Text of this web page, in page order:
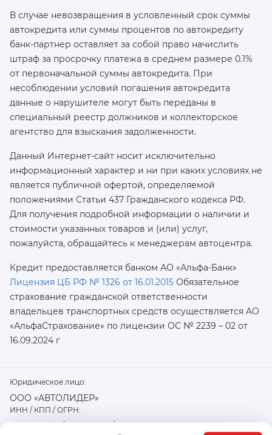
В случае невозвращения в условленный срок суммы
автокредита или суммы процентов по автокредиту
банк-партнер оставляет за собой право начислить
штраф за просрочку платежа в среднем размере 0.1%
от первоначальной суммы автокредита. При
несоблюдении условий погашения автокредита
данные о нарушителе могут быть переданы в
специальный реестр должников и коллекторское
агентство для взыскания задолженности.
Данный Интернет-сайт носит исключительно
информационный характер и ни при каких условиях не
является публичной офертой, определяемой
положениями Статьи 437 Гражданского кодекса РФ.
Для получения подробной информации о наличии и
стоимости указанных товаров и (или) услуг,
пожалуйста, обращайтесь к менеджерам автоцентра.
Кредит предоставляется банком АО «Альфа-Банк»
Лицензия ЦБ РФ № 1326 от 16.01.2015 Обязательное
страхование гражданской ответственности
владельцев транспортных средств осуществляется AO
«АльфаСтрахование» по лицензии ОС № 2239 – 02 от
16.09.2024 г
Юридическое лицо:
ООО «АВТОЛИДЕР»
ИНН / КПП / ОГРН:
7726402915 / 772601001 / 1177746487918